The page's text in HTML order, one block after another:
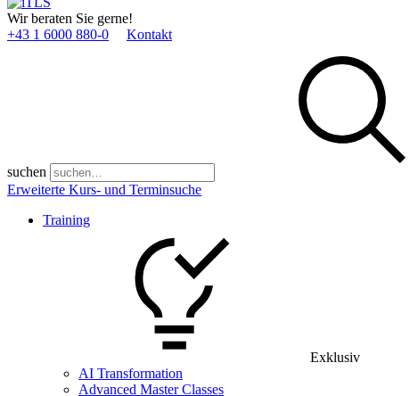
Wir beraten Sie gerne!
+43 1 6000 880­-0
Kontakt
suchen
Erweiterte Kurs- und Terminsuche
Training
Exklusiv
AI Transformation
Advanced Master Classes